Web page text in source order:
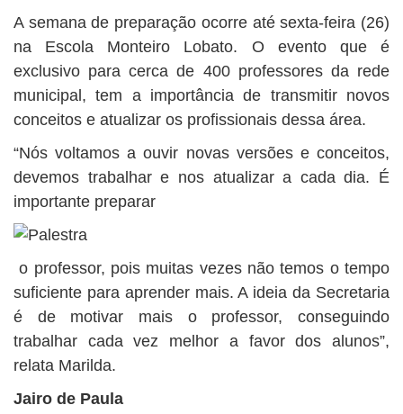
A semana de preparação ocorre até sexta-feira (26)
na Escola Monteiro Lobato. O evento que é
exclusivo para cerca de 400 professores da rede
municipal, tem a importância de transmitir novos
conceitos e atualizar os profissionais dessa área.
“Nós voltamos a ouvir novas versões e conceitos,
devemos trabalhar e nos atualizar a cada dia. É
importante preparar
o professor, pois muitas vezes não temos o tempo
suficiente para aprender mais. A ideia da Secretaria
é de motivar mais o professor, conseguindo
trabalhar cada vez melhor a favor dos alunos”,
relata Marilda.
Jairo de Paula